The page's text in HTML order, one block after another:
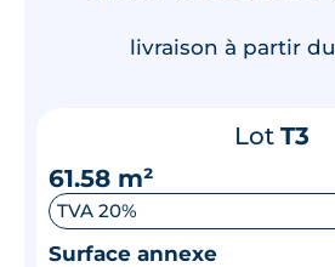
livraison à partir du
Lot T3
61.58 m²
TVA 20%
Surface annexe